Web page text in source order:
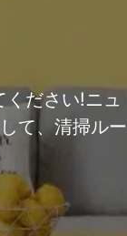
ださい!ニュ
て、清掃ルー